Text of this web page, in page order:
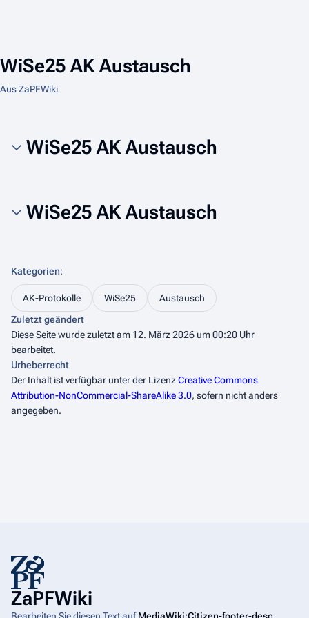
WiSe25 AK Austausch
Aus ZaPFWiki
WiSe25 AK Austausch
WiSe25 AK Austausch
Kategorien:
AK-Protokolle WiSe25
Austausch
Zuletzt geändert
Diese Seite wurde zuletzt am 12. März 2026 um 00:20 Uhr
bearbeitet.
Urheberrecht
Der Inhalt ist verfügbar unter der LizenzCreative Commons
Attribution-NonCommercial-ShareAlike 3.0, sofern nicht anders
angegeben.
ZaPFWiki